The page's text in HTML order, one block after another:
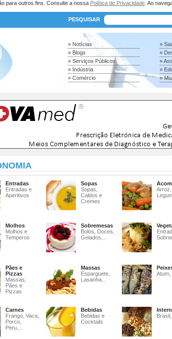
para outros fins. Consulte a nossa Política de Privacidade . Ao
PESQUISAR
» Notícias
» Blogs
» Serviços Públicos
» Indústria
» Comércio
»
»
»
»
»
Entradas
Entradas e
Aperitivos
Sopas
Sopas,
Caldos e
Cremes
Arroz,
Molhos
Molhos e
Temperos
Sobremesas
Bolos, Doces,
Gelados,...
Pães e
Pizzas
Massas,
Pães e
Pizzas
Massas
Esparguete,
Lasanha...
Atum,
Carnes
Frango, Vaca,
Porco,
Peru,...
Bebidas
Bebidas e
Cocktails